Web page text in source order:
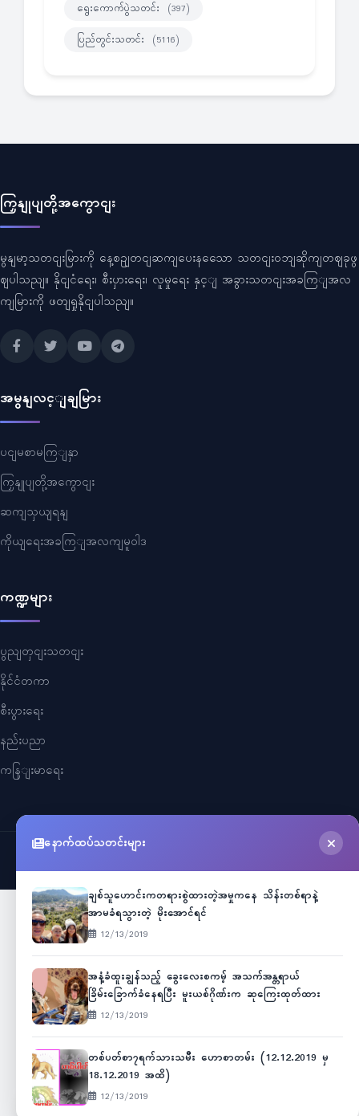
ရွေးကောက်ပွဲသတင်း (397)
ပြည်တွင်းသတင်း (5116)
ကြှနျုပျတို့အကွောငျး
မွနျမာ့သတငျးမြားကို နေ့စဥျတငျဆကျပေးနသေော သတငျးဝဘျဆိုကျတဈခုဖွ
ဈပါသညျ။ နိုငျငံရေး၊ စီးပှားရေး၊ လူမှုရေး နှင့ျ အခွားသတငျးအခကြျအလ
ကျမြားကို ဖတျရှုနိုငျပါသညျ။
အမွနျလင့ျချမြား
ပငျမစာမကြျနှာ
ကြှနျုပျတို့အကွောငျး
ဆကျသှယျရနျ
ကိုယျရေးအခကြျအလကျမူဝါဒ
ကဏ္ဍများ
ပွညျတှငျးသတငျး
နိုင်ငံတကာ
စီးပွားရေး
နည်းပညာ
ကနြျးမာရေး
နောက်ထပ်သတင်းများ
ချစ်သူဟောင်းကတရားစွဲထားတဲ့အမှုကနေ သိန်းတစ်ရာနဲ့
အာမခံရသွားတဲ့ မိုးအောင်ရင်
12/13/2019
အနံ့ခံထူးချွန်သည့် ခွေးလေးစကမ့် အသက်အန္တရာယ်
ခြိမ်းခြောက်ခံနေရပြီး မူးယစ်ဂိုဏ်းက ဆုကြေးထုတ်ထား
12/13/2019
တစ်ပတ်စာ၇ရက်သားသမီး ဟောစာတမ်း (12.12.2019 မှ
18.12.2019 အထိ)
12/13/2019
Unicode ဇော်ဂျီ